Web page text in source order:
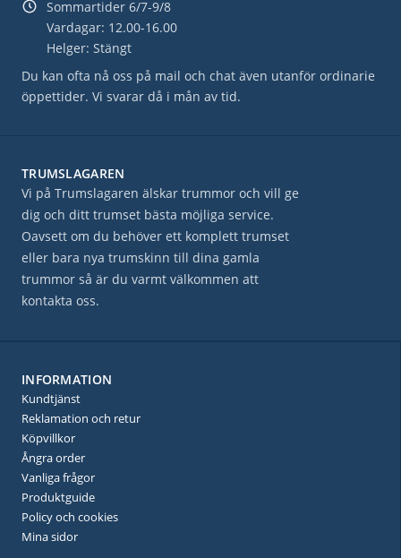
Sommartider 6/7-9/8
Vardagar: 12.00-16.00
Helger: Stängt
Du kan ofta nå oss på mail och chat även utanför ordinarie
öppettider. Vi svarar då i mån av tid.
TRUMSLAGAREN
Vi på Trumslagaren älskar trummor och vill ge
dig och ditt trumset bästa möjliga service.
Oavsett om du behöver ett komplett trumset
eller bara nya trumskinn till dina gamla
trummor så är du varmt välkommen att
kontakta oss.
INFORMATION
Kundtjänst
Reklamation och retur
Köpvillkor
Ångra order
Vanliga frågor
Produktguide
Policy och cookies
Mina sidor